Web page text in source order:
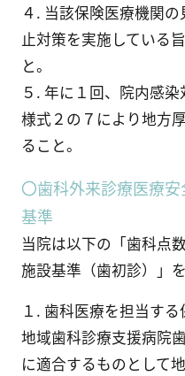
４. 当該保険医療機関
止対策を実施している
と。
５. 年に１回、院内感染
様式２の７により地方
ること。
〇歯科外来診療医療
基準
当院は以下の「歯科点
施設基準（歯初診）」
１. 歯科医療を担当す
地域歯科診療支援病院
に適合するものとして